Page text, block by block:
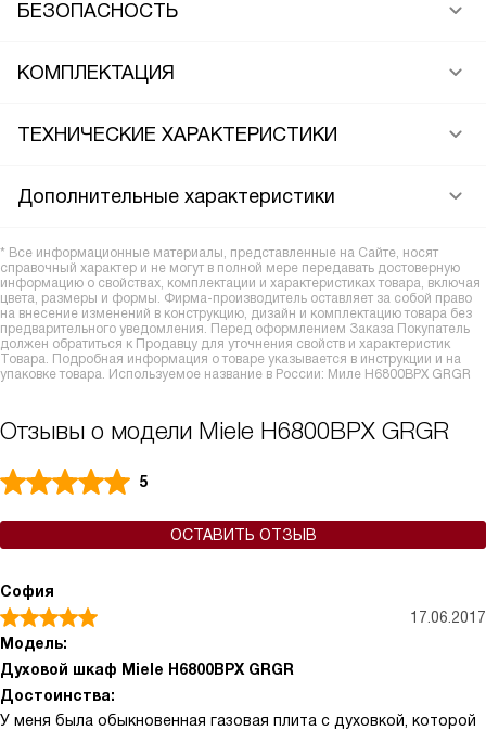
БЕЗОПАСНОСТЬ
КОМПЛЕКТАЦИЯ
ТЕХНИЧЕСКИЕ ХАРАКТЕРИСТИКИ
Дополнительные характеристики
* Все информационные материалы, представленные на Сайте, носят
справочный характер и не могут в полной мере передавать достоверную
информацию о свойствах, комплектации и характеристиках товара, включая
цвета, размеры и формы. Фирма-производитель оставляет за собой право
на внесение изменений в конструкцию, дизайн и комплектацию товара без
предварительного уведомления. Перед оформлением Заказа Покупатель
должен обратиться к Продавцу для уточнения свойств и характеристик
Товара. Подробная информация о товаре указывается в инструкции и на
упаковке товара. Используемое название в России: Миле H6800BPX GRGR
Отзывы о модели Miele H6800BPX GRGR
5
ОСТАВИТЬ ОТЗЫВ
София
17.06.2017
Модель:
Духовой шкаф Miele H6800BPX GRGR
Достоинства:
У меня была обыкновенная газовая плита с духовкой, которой